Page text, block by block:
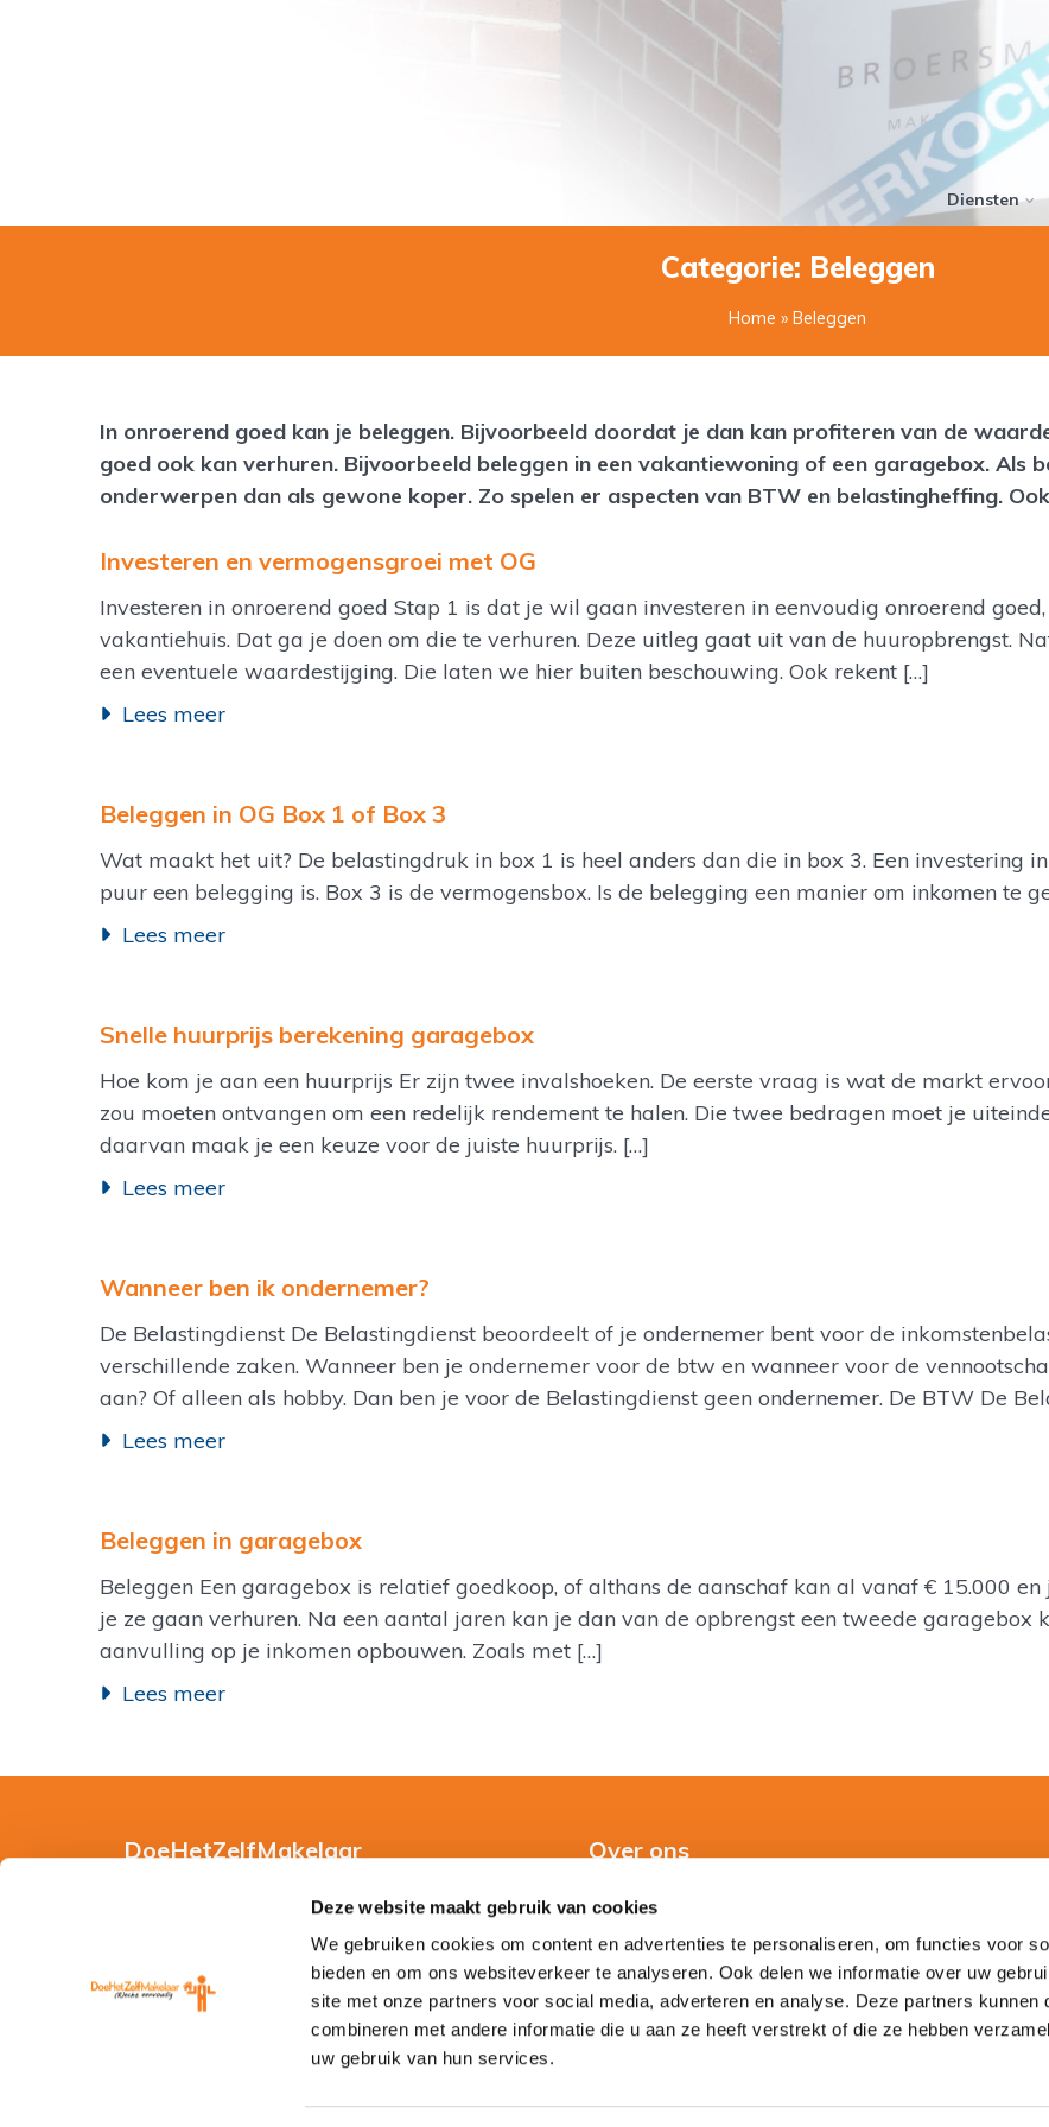
Deze website maakt gebruik van cookies
We gebruiken cookies om content en advertenties te personaliseren, om functies voor
bieden en om ons websiteverkeer te analyseren. Ook delen we informatie over uw
site met onze partners voor social media, adverteren en analyse. Deze partners kunnen
combineren met andere informatie die u aan ze heeft verstrekt of die ze hebben
uw gebruik van hun services.
Diensten
Categorie: Beleggen
Home » Beleggen
In onroerend goed kan je beleggen. Bijvoorbeeld doordat je dan kan profiteren van de
goed ook kan verhuren. Bijvoorbeeld beleggen in een vakantiewoning of een garagebox. Als
onderwerpen dan als gewone koper. Zo spelen er aspecten van BTW en belastingheffing.
Investeren en vermogensgroei met OG
Investeren in onroerend goed Stap 1 is dat je wil gaan investeren in eenvoudig onroerend
vakantiehuis. Dat ga je doen om die te verhuren. Deze uitleg gaat uit van de huuropbrengst.
een eventuele waardestijging. Die laten we hier buiten beschouwing. Ook rekent […]
Lees meer
Beleggen in OG Box 1 of Box 3
Wat maakt het uit? De belastingdruk in box 1 is heel anders dan die in box 3. Een investering
puur een belegging is. Box 3 is de vermogensbox. Is de belegging een manier om inkomen te
Lees meer
Snelle huurprijs berekening garagebox
Hoe kom je aan een huurprijs Er zijn twee invalshoeken. De eerste vraag is wat de markt
zou moeten ontvangen om een redelijk rendement te halen. Die twee bedragen moet je
daarvan maak je een keuze voor de juiste huurprijs. […]
Lees meer
Wanneer ben ik ondernemer?
De Belastingdienst De Belastingdienst beoordeelt of je ondernemer bent voor de
verschillende zaken. Wanneer ben je ondernemer voor de btw en wanneer voor de
aan? Of alleen als hobby. Dan ben je voor de Belastingdienst geen ondernemer. De BTW De
Lees meer
Beleggen in garagebox
Beleggen Een garagebox is relatief goedkoop, of althans de aanschaf kan al vanaf € 15.000
je ze gaan verhuren. Na een aantal jaren kan je dan van de opbrengst een tweede garagebox
aanvulling op je inkomen opbouwen. Zoals met […]
Lees meer
DoeHetZelfMakelaar
Hoe werkt DoeHetZelfMakelaar?
Privacy en Cookie Verklaring
Over ons
Over ons
Direct contact